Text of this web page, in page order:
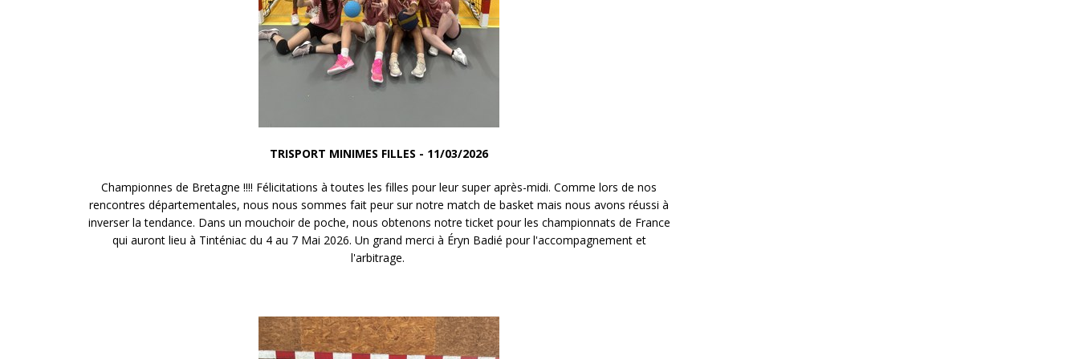
TRISPORT MINIMES FILLES - 11/03/2026
Championnes de Bretagne !!!! Félicitations à toutes les filles pour leur super après-midi. Comme lors de nos
rencontres départementales, nous nous sommes fait peur sur notre match de basket mais nous avons réussi à
inverser la tendance. Dans un mouchoir de poche, nous obtenons notre ticket pour les championnats de France
qui auront lieu à Tinténiac du 4 au 7 Mai 2026. Un grand merci à Éryn Badié pour l'accompagnement et
l'arbitrage.